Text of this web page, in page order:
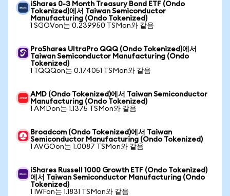
iShares 0-3 Month Treasury Bond ETF (Ondo
Tokenized)에서 Taiwan Semiconductor
Manufacturing (Ondo Tokenized)
1 SGOVon는 0.239950 TSMon와 같음
ProShares UltraPro QQQ (Ondo Tokenized)에서
Taiwan Semiconductor Manufacturing (Ondo
Tokenized)
1 TQQQon는 0.174051 TSMon와 같음
AMD (Ondo Tokenized)에서 Taiwan Semiconductor
Manufacturing (Ondo Tokenized)
1 AMDon는 1.1375 TSMon와 같음
Broadcom (Ondo Tokenized)에서 Taiwan
Semiconductor Manufacturing (Ondo Tokenized)
1 AVGOon는 1.0087 TSMon와 같음
iShares Russell 1000 Growth ETF (Ondo Tokenized)
에서 Taiwan Semiconductor Manufacturing (Ondo
Tokenized)
1 IWFon는 1.1831 TSMon와 같음